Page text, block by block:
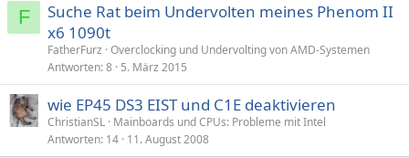
F
Suche Rat beim Undervolten meines Phenom II
x6 1090t
FatherFurz Overclocking und Undervolting von AMD-Systemen
Antworten 8 5. März 2015
wie EP45 DS3 EIST und C1E deaktivieren
ChristianSL Mainboards und CPUs: Probleme mit Intel
Antworten 14 11. August 2008